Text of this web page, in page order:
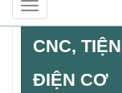
Toggle
navigation
ĐƠN
CNC,
ĐIỆN CƠ